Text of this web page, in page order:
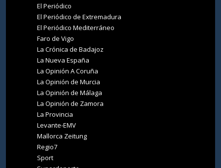
El Periódico
El Periódico de Extremadura
El Periódico Mediterráneo
Faro de Vigo
La Crónica de Badajoz
La Nueva España
La Opinión A Coruña
La Opinión de Murcia
La Opinión de Málaga
La Opinión de Zamora
La Provincia
Levante-EMV
Mallorca Zeitung
Regio7
Sport